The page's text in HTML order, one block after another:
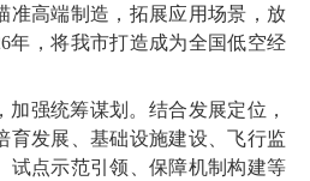
准高端制造，拓展应用场景，放
年，将我市打造成为全国低空经
加强统筹谋划。结合发展定位，
育发展、基础设施建设、飞行监
试点示范引领、保障机制构建等